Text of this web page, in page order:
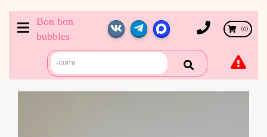
Bon bon
bubbles
(0)